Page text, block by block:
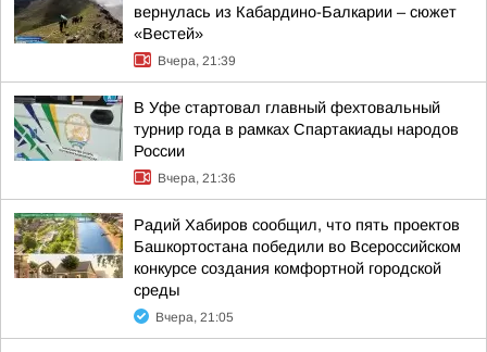
вернулась из Кабардино-Балкарии – сюжет
«Вестей»
Вчера, 21:39
В Уфе стартовал главный фехтовальный
турнир года в рамках Спартакиады народов
России
Вчера, 21:36
Радий Хабиров сообщил, что пять проектов
Башкортостана победили во Всероссийском
конкурсе создания комфортной городской
среды
Вчера, 21:05